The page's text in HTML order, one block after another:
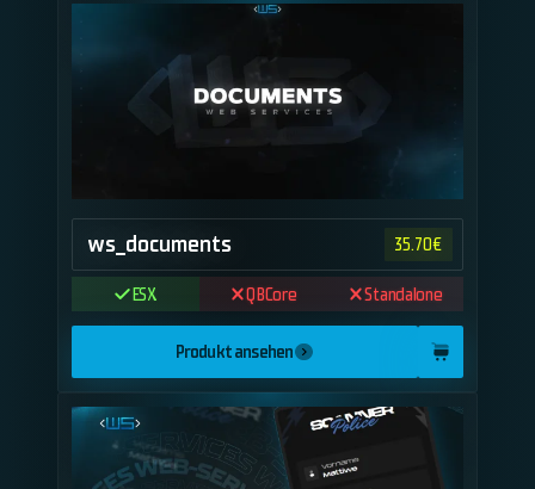
ws_documents 35.70€
ESX QBCore Standalone
Produkt ansehen